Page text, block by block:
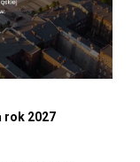
rok 2027